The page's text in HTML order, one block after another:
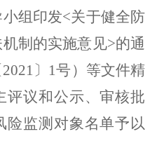
组印发<关于健全防
制的实施意见>的通
〕1号）等文件精
评议和公示、审核批
险监测对象名单予以